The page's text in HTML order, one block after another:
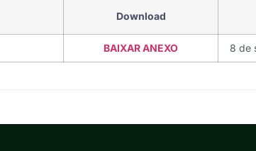
Download
BAIXAR ANEXO 8 de